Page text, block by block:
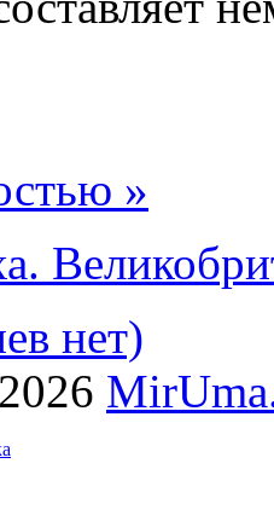
»
нет)